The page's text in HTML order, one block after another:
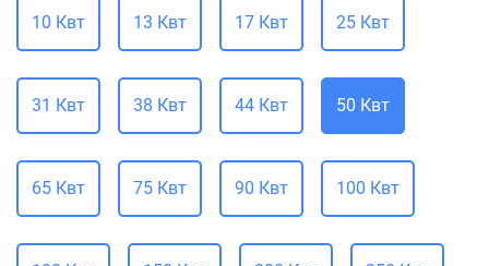
10 Квт 13 Квт 17 Квт 25 Квт
31 Квт 38 Квт 44 Квт 50 Квт
65 Квт 75 Квт 90 Квт 100 Квт